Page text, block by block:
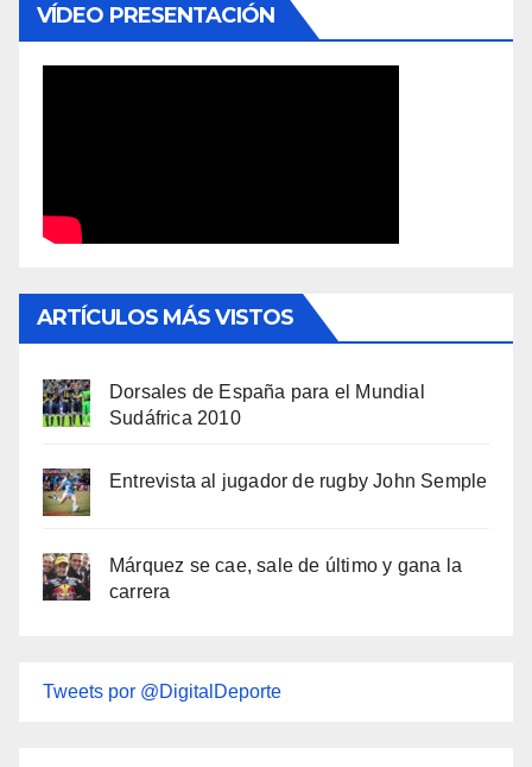
VÍDEO PRESENTACIÓN
ARTÍCULOS MÁS VISTOS
Dorsales de España para el Mundial
Sudáfrica 2010
Entrevista al jugador de rugby John Semple
Márquez se cae, sale de último y gana la
carrera
Tweets por @DigitalDeporte